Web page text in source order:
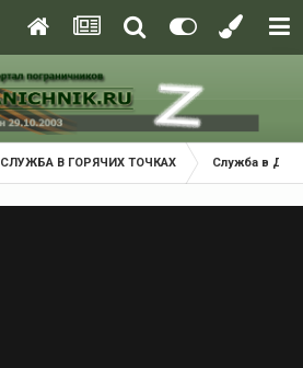
СЛУЖБА В ГОРЯЧИХ ТОЧКАХ Служба в ДРА